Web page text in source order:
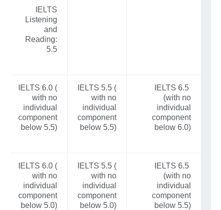
IELTS
Listening
and
Reading:
5.5
IELTS 6.5
(with no
individual
component
below 6.0)
IELTS 5.5 (
with no
individual
component
below 5.5)
IELTS 6.0 (
with no
individual
component
below 5.5)
IELTS 6.5
(with no
individual
component
below 5.5)
IELTS 5.5 (
with no
individual
component
below 5.0)
IELTS 6.0 (
with no
individual
component
below 5.0)